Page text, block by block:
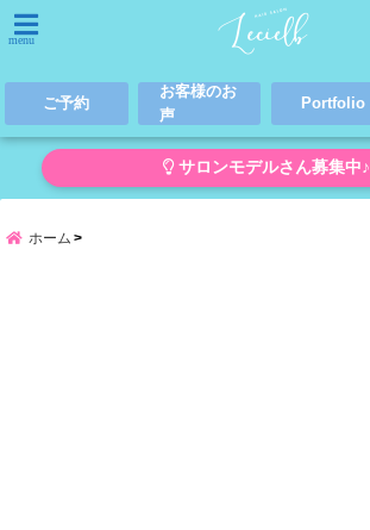
menu
ご予約
お客様のお
声
Portfolio
サロンモデルさん募集中♪
ホーム